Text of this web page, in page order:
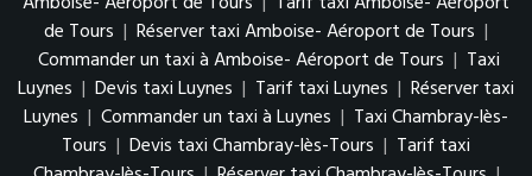
de Tours | Réserver taxi Amboise- Aéroport de Tours |
Commander un taxi à Amboise- Aéroport de Tours | Taxi
Luynes | Devis taxi Luynes | Tarif taxi Luynes | Réserver taxi
Luynes | Commander un taxi à Luynes | Taxi Chambray-lès-
Tours | Devis taxi Chambray-lès-Tours | Tarif taxi